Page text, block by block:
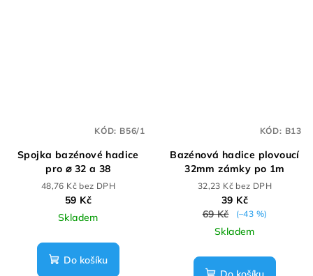
Spojka bazénové hadice
pro ⌀ 32 a 38
48,76 Kč bez DPH
59 Kč
Skladem
Do košíku
KÓD: B56/1
Bazénová hadice plovoucí
32mm zámky po 1m
32,23 Kč bez DPH
39 Kč
69 Kč
(–43 %)
Skladem
KÓD: B13